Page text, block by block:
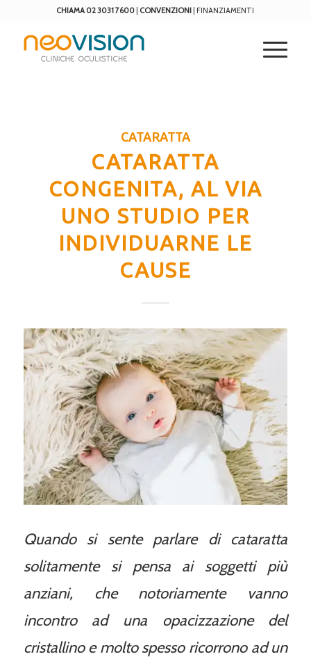
CHIAMA 02 3031 7600 CONVENZIONI FINANZIAMENTI
CATARATTA
CATARATTA
CONGENITA, AL VIA
UNO STUDIO PER
INDIVIDUARNE LE
CAUSE
Quando si sente parlare di cataratta
solitamente si pensa ai soggetti più
anziani, che notoriamente vanno
incontro ad una opacizzazione del
cristallino e molto spesso ricorrono ad un